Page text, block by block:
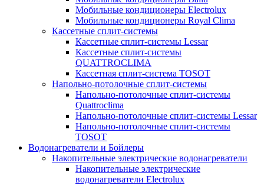
Мобильные кондиционеры Electrolux
Мобильные кондиционеры Royal Clima
Кассетные сплит-системы
Кассетные сплит-системы Lessar
Кассетные сплит-системы
QUATTROCLIMA
Кассетная сплит-система TOSOT
Напольно-потолочные сплит-системы
Напольно-потолочные сплит-системы
Quattroclima
Напольно-потолочные сплит-системы Lessar
Напольно-потолочные сплит-системы
TOSOT
Водонагреватели и Бойлеры
Накопительные электрические водонагреватели
Накопительные электрические
водонагреватели Electrolux